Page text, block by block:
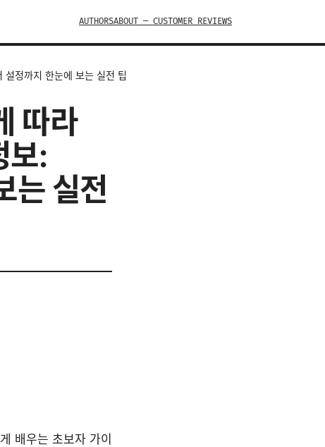
AUTHORSABOUT — CUSTOMER REVIEWS
정까지 한눈에 보는 실전 팁
따라
보:
는 실전
배우는 초보자 가이